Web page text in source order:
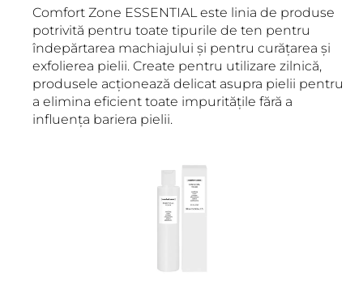
Comfort Zone ESSENTIAL este linia de produse
potrivită pentru toate tipurile de ten pentru
îndepărtarea machiajului și pentru curățarea și
exfolierea pielii. Create pentru utilizare zilnică,
produsele acționează delicat asupra pielii pentru
a elimina eficient toate impuritățile fără a
influența bariera pielii.